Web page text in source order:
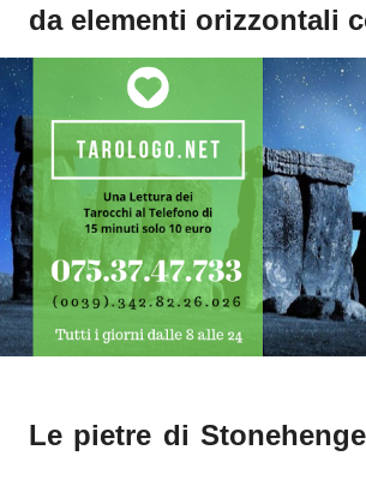
da elementi orizzontali
Le pietre di